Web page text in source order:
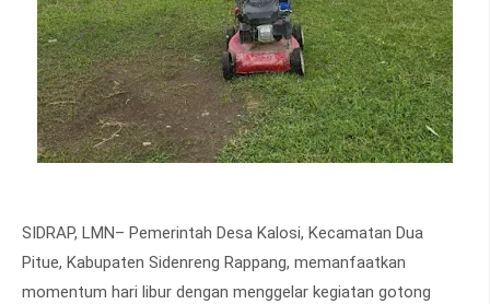
SIDRAP, LMN– Pemerintah Desa Kalosi, Kecamatan Dua
Pitue, Kabupaten Sidenreng Rappang, memanfaatkan
momentum hari libur dengan menggelar kegiatan gotong